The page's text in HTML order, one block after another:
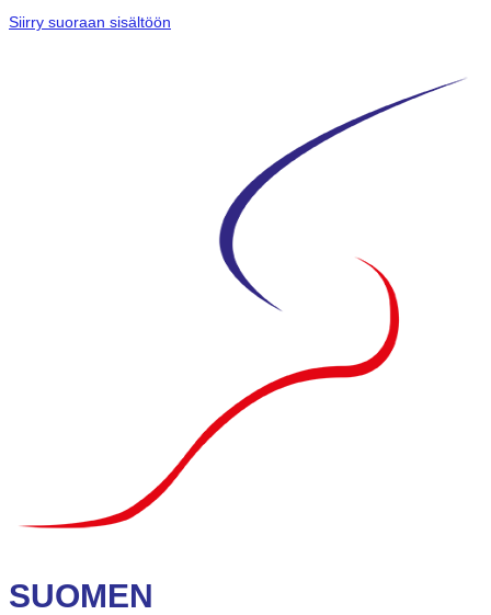
Siirry suoraan sisältöön
SUOMEN